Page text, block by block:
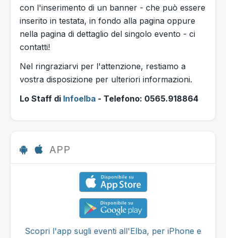
con l'inserimento di un banner - che può essere
inserito in testata, in fondo alla pagina oppure
nella pagina di dettaglio del singolo evento - ci
contatti!
Nel ringraziarvi per l'attenzione, restiamo a
vostra disposizione per ulteriori informazioni.
Lo Staff di Infoelba - Telefono: 0565.918864
APP
Scopri l'app sugli eventi all'Elba, per iPhone e